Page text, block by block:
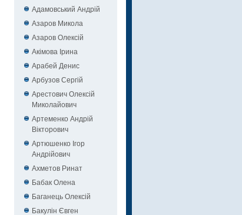
Адамовський Андрій
Азаров Микола
Азаров Олексій
Акімова Ірина
Арабей Денис
Арбузов Сергій
Арестович Олексій
Миколайович
Артеменко Андрій
Вікторович
Артюшенко Ігор
Андрійович
Ахметов Ринат
Бабак Олена
Баганець Олексій
Бакулін Євген